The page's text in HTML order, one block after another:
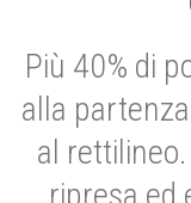
Più 40% di
alla
al